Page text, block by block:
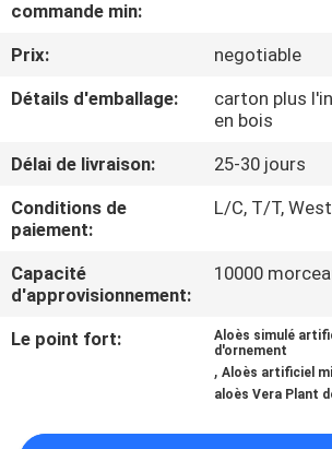
VISITE
DE
CONTRÔLE
QUALITÉ
NOUS
NOUVELLES
commande min:
Prix:
negotiable
Détails d'emballage:
carton plus
en bois
Délai de livraison:
25-30 jours
Conditions de
paiement:
L/C, T/T,
Capacité
d'approvisionnement:
10000
Le point fort:
Aloès simulé
d'ornement
,Aloès artificiel
aloès Vera Plant